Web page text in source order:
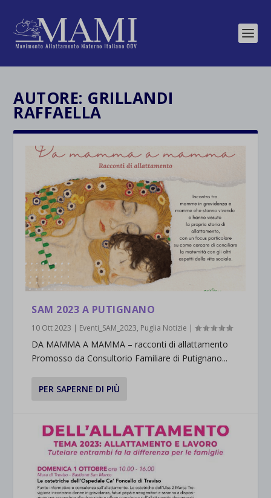
AUTORE: GRILLANDI
RAFFAELLA
SAM 2023 A PUTIGNANO
10 Ott 2023 | Eventi_SAM_2023, Puglia Notizie |
DA MAMMA A MAMMA – racconti di allattamento
Promosso da Consultorio Familiare di Putignano...
PER SAPERNE DI PIÙ